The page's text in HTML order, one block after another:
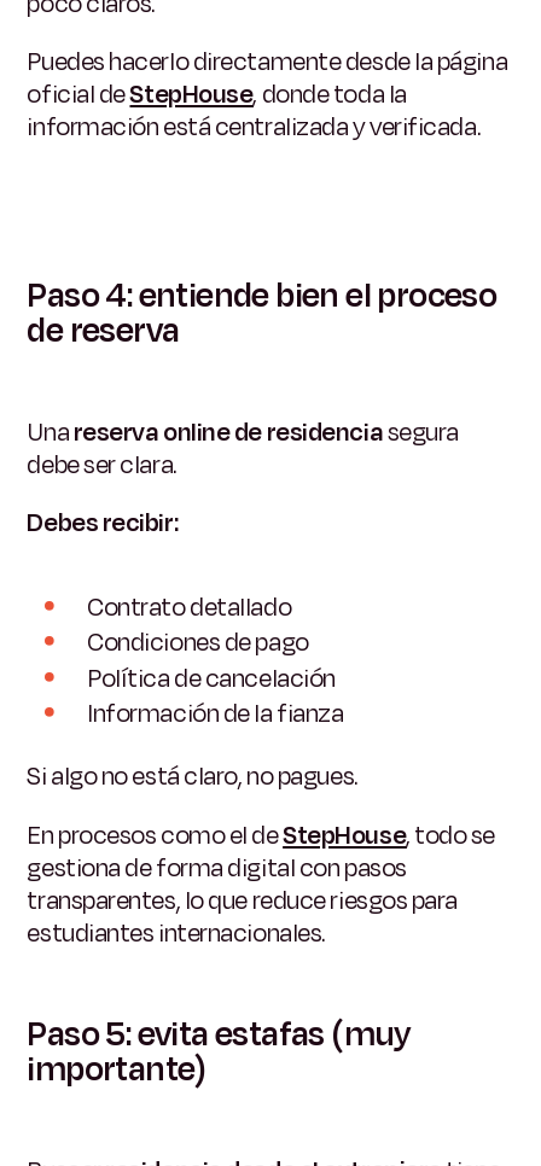
Puedes hacerlo directamente desde la página
oficial deStepHouse, donde toda la
información está centralizada y verificada.
Paso 4: entiende bien el proceso
de reserva
Unareserva online de residenciasegura
debe ser clara.
Debes recibir:
Contrato detallado
Condiciones de pago
Política de cancelación
Información de la fianza
Si algo no está claro, no pagues.
En procesos como el deStepHouse, todo se
gestiona de forma digital con pasos
transparentes, lo que reduce riesgos para
estudiantes internacionales.
Paso 5: evita estafas (muy
importante)